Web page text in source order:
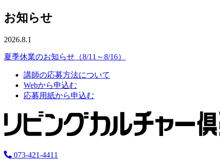
お知らせ
2026.8.1
夏季休業のお知らせ（8/11～8/16）
講師の応募方法について
Webから申込む
応募用紙から申込む
073-421-4411